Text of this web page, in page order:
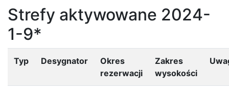
Strefy aktywowane 2024-
1-9*
Typ Desygnator
Okres
rezerwacji
Zakres
wysokości